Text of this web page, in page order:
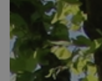
Voor welk soort
kozijnen nodig?
Renovatie (Je
bestaand huis)